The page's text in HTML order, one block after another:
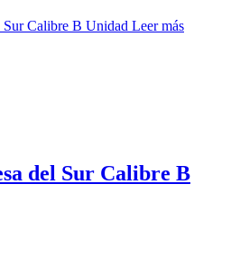
Leer más
del Sur Calibre B